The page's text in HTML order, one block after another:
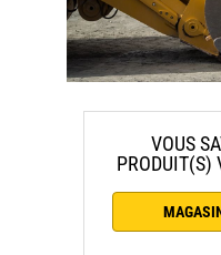
VOUS
PRODUIT(S)